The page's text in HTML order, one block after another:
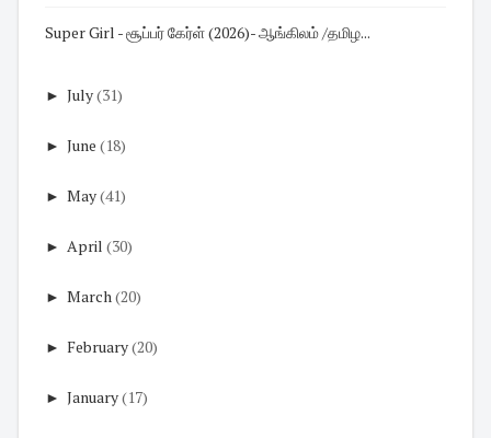
Super Girl - சூப்பர் கேர்ள் (2026)- ஆங்கிலம் /தமிழ...
► July(31)
► June (18)
► May(41)
► April (30)
► March (20)
► February(20)
► January(17)